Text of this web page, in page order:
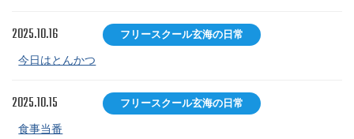
2025.10.16 フリースクール玄海の日常
今日はとんかつ
2025.10.15 フリースクール玄海の日常
食事当番